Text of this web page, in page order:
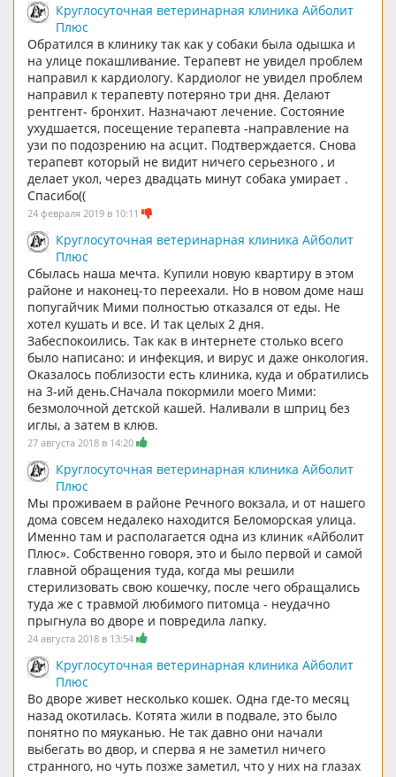
Круглосуточная ветеринарная клиника Айболит
Плюс
Обратился в клинику так как у собаки была одышка и
на улице покашливание. Терапевт не увидел проблем
направил к кардиологу. Кардиолог не увидел проблем
направил к терапевту потеряно три дня. Делают
рентгент- бронхит. Назначают лечение. Состояние
ухудшается, посещение терапевта -направление на
узи по подозрению на асцит. Подтверждается. Снова
терапевт который не видит ничего серьезного , и
делает укол, через двадцать минут собака умирает .
Спасибо((
24 февраля 2019 в 10:11
Круглосуточная ветеринарная клиника Айболит
Плюс
Сбылась наша мечта. Купили новую квартиру в этом
районе и наконец-то переехали. Но в новом доме наш
попугайчик Мими полностью отказался от еды. Не
хотел кушать и все. И так целых 2 дня.
Забеспокоились. Так как в интернете столько всего
было написано: и инфекция, и вирус и даже онкология.
Оказалось поблизости есть клиника, куда и обратились
на 3-ий день.СНачала покормили моего Мими:
безмолочной детской кашей. Наливали в шприц без
иглы, а затем в клюв.
27 августа 2018 в 14:20
Круглосуточная ветеринарная клиника Айболит
Плюс
Мы проживаем в районе Речного вокзала, и от нашего
дома совсем недалеко находится Беломорская улица.
Именно там и располагается одна из клиник «Айболит
Плюс». Собственно говоря, это и было первой и самой
главной обращения туда, когда мы решили
стерилизовать свою кошечку, после чего обращались
туда же с травмой любимого питомца - неудачно
прыгнула во дворе и повредила лапку.
24 августа 2018 в 13:54
Круглосуточная ветеринарная клиника Айболит
Плюс
Во дворе живет несколько кошек. Одна где-то месяц
назад окотилась. Котята жили в подвале, это было
понятно по мяуканью. Не так давно они начали
выбегать во двор, и сперва я не заметил ничего
странного, но чуть позже заметил, что у них на глазах